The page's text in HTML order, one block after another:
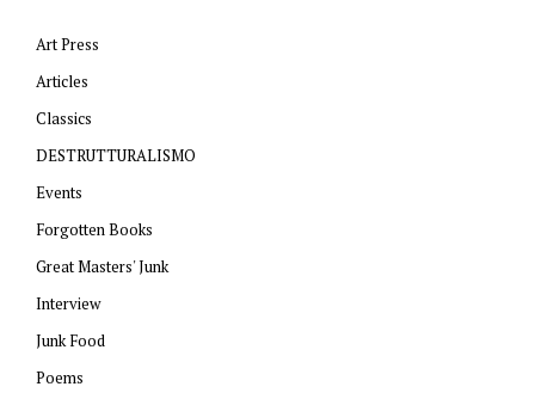
Art Press
Articles
Classics
DESTRUTTURALISMO
Events
Forgotten Books
Great Masters' Junk
Interview
Junk Food
Poems